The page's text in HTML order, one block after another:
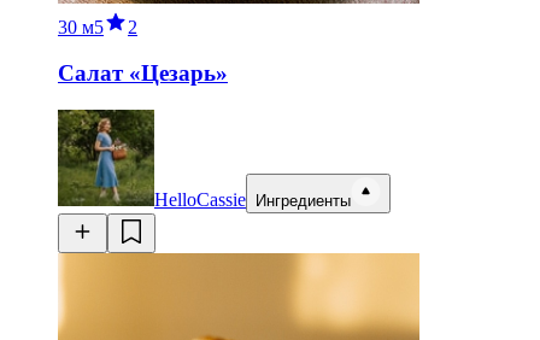
30 м5 2
Салат «Цезарь»
HelloCassie Ингредиенты